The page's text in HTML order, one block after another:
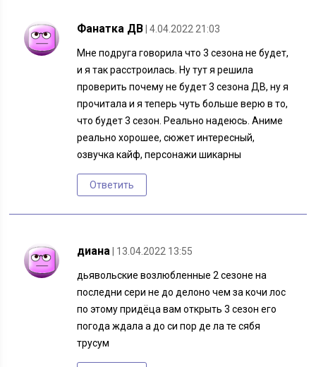
Фанатка ДВ | 4.04.2022 21:03
Мне подруга говорила что 3 сезона не будет,
и я так расстроилась. Ну тут я решила
проверить почему не будет 3 сезона ДВ, ну я
прочитала и я теперь чуть больше верю в то,
что будет 3 сезон. Реально надеюсь. Аниме
реально хорошее, сюжет интересный,
озвучка кайф, персонажи шикарны
Ответить
диана | 13.04.2022 13:55
дьявольские возлюбленные 2 сезоне на
последни сери не до делоно чем за кочи лос
по этому придёца вам открыть 3 сезон его
погода ждала а до си пор де ла те сябя
трусум